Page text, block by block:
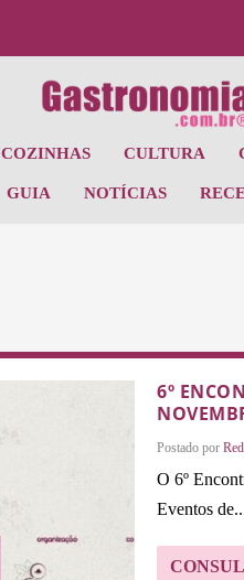
COZINHAS CULTURA
GUIA NOTÍCIAS
6º
Postado por
O 6º
Eventos